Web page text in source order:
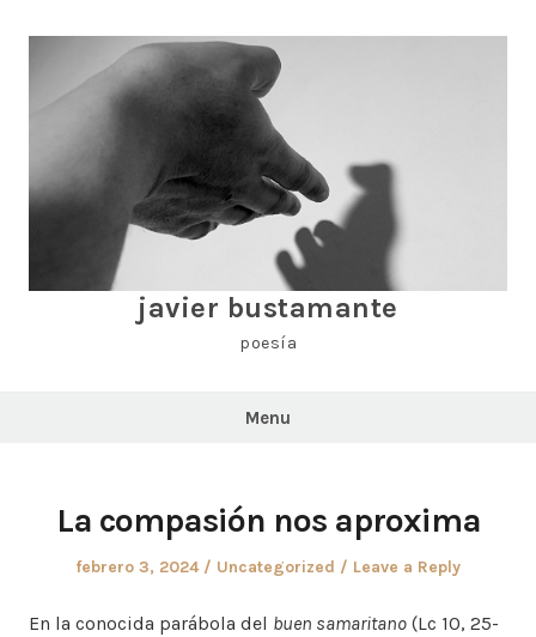
javier bustamante
poesía
Menu
La compasión nos aproxima
Posted
febrero 3, 2024
Posted
Uncategorized Leave a Reply
En la conocida parábola del buen samaritano (Lc 10, 25-